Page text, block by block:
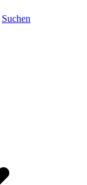
Suchen